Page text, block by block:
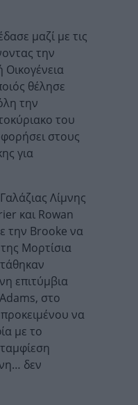
μαζί με τις
την
Οικογένεια
θέλησε
την
του
στους
για
Λίμνης
και Rowan
την Brooke να
Μορτίσια
επιτύμβια
στο
να
με το
δεν